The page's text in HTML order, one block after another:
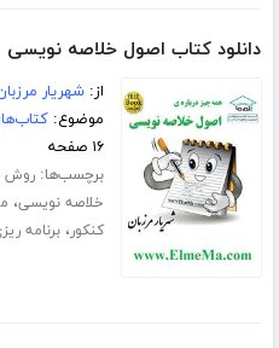
دانلود کتاب اصول خلاصه نویسی
از:شهریار
موضوع:
۱۶ صفحه
برچسب‌ها:روش
خلاصه نویسی،
کنکور،برنامه